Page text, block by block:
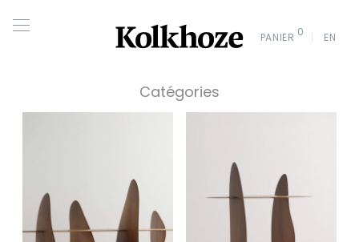
PANIER 0 EN
Catégories